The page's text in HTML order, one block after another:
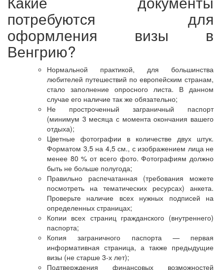
потребуются для
оформления визы в
Венгрию?
Нормальной практикой, для большинства
любителей путешествий по европейским странам,
стало заполнение опросного листа. В данном
случае его наличие так же обязательно;
Не простроченный заграничный паспорт
(минимум 3 месяца с момента окончания вашего
отдыха);
Цветные фотографии в количестве двух штук.
Форматом 3,5 на 4,5 см., с изображением лица не
менее 80 % от всего фото. Фотографиям должно
быть не больше полугода;
Правильно распечатанная (требования можете
посмотреть на тематических ресурсах) анкета.
Проверьте наличие всех нужных подписей на
определенных страницах;
Копии всех страниц гражданского (внутреннего)
паспорта;
Копия заграничного паспорта — первая
информативная страница, а также предыдущие
визы (не старше 3-х лет);
Подтверждения финансовых возможностей